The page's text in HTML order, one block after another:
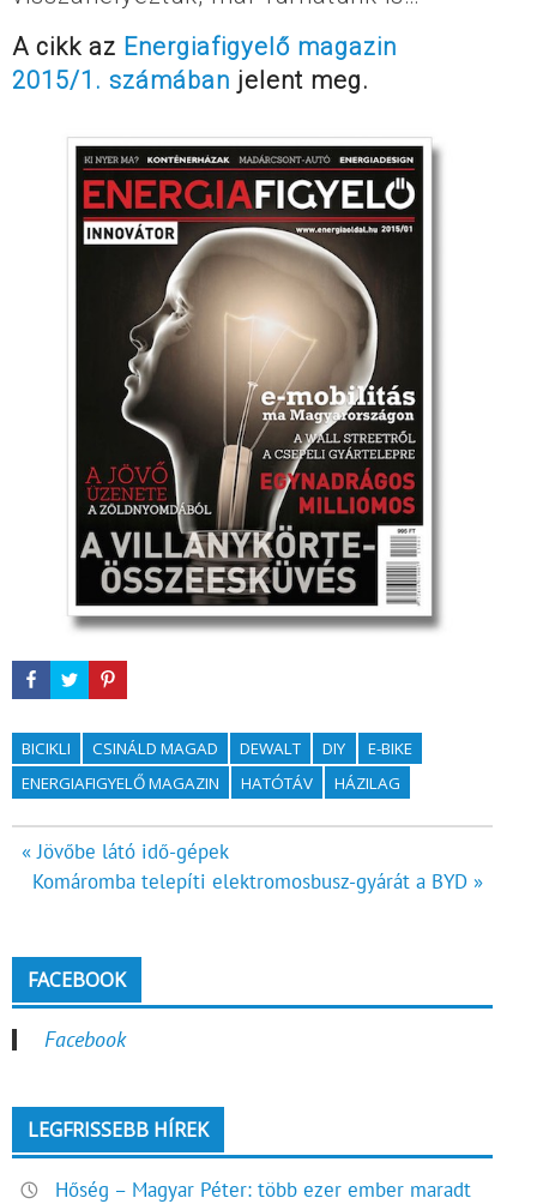
A cikk az Energiafigyelő magazin
2015/1. számában jelent meg.
BICIKLI CSINÁLD MAGAD DEWALT DIY
E-BIKE
ENERGIAFIGYELŐ MAGAZIN
HATÓTÁV HÁZILAG
Bejegyzés
navigáció
« Jövőbe látó idő-gépek
Komáromba telepíti elektromosbusz-gyárát a BYD »
FACEBOOK
Facebook
LEGFRISSEBB HÍREK
Hőség – Magyar Péter: több ezer ember maradt